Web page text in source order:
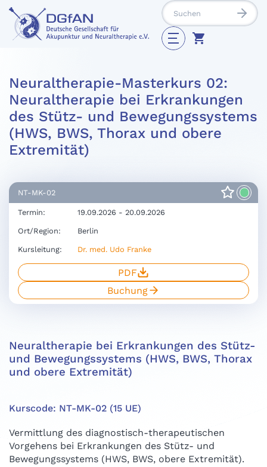
Neuraltherapie-Masterkurs 02:
Neuraltherapie bei Erkrankungen
des Stütz- und Bewegungssystems
(HWS, BWS, Thorax und obere
Extremität)
NT-MK-02
Termin: 19.09.2026 - 20.09.2026
Ort/Region: Berlin
Kursleitung: Dr. med. Udo Franke
PDF
Buchung
Neuraltherapie bei Erkrankungen des Stütz-
und Bewegungssystems (HWS, BWS, Thorax
und obere Extremität)
Kurscode: NT-MK-02 (15 UE)
Vermittlung des diagnostisch-therapeutischen
Vorgehens bei Erkrankungen des Stütz- und
Bewegungssystems (HWS, BWS, obere Extremität).